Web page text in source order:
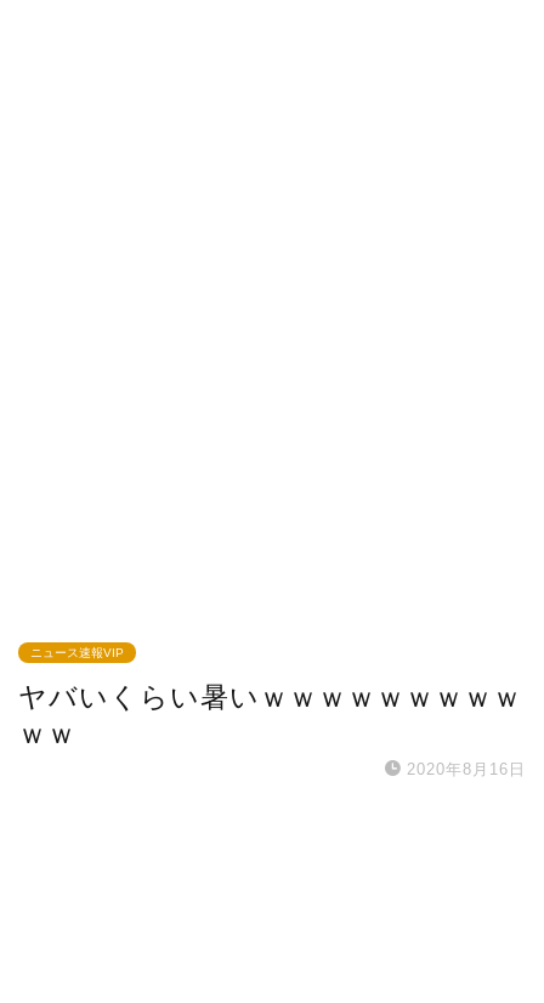
ニュース速報VIP
ヤバいくらい暑いｗｗｗｗｗｗｗｗｗ
ｗｗ
2020年8月16日